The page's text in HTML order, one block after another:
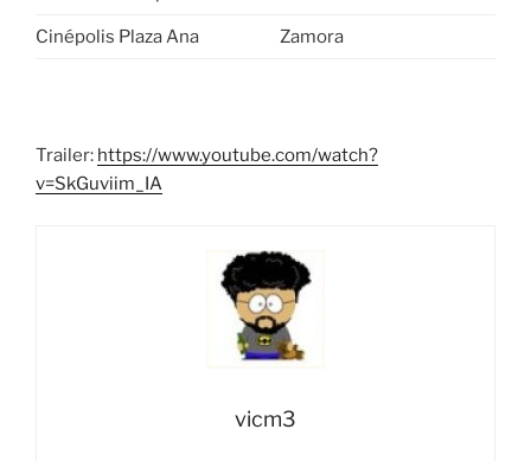
Cinépolis Plaza Ana Zamora
Trailer: https://www.youtube.com/watch?
v=SkGuviim_IA
vicm3